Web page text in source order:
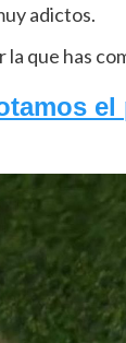
adictos.
la que has